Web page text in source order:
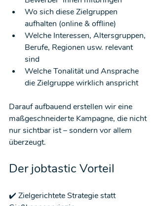
Wo sich diese Zielgruppen
aufhalten (online & offline)
Welche Interessen, Altersgruppen,
Berufe, Regionen usw. relevant
sind
Welche Tonalität und Ansprache
die Zielgruppe wirklich anspricht
Darauf aufbauend erstellen wir eine
maßgeschneiderte Kampagne, die nicht
nur sichtbar ist – sondern vor allem
überzeugt.
Der jobtastic Vorteil
✔️ Zielgerichtete Strategie statt